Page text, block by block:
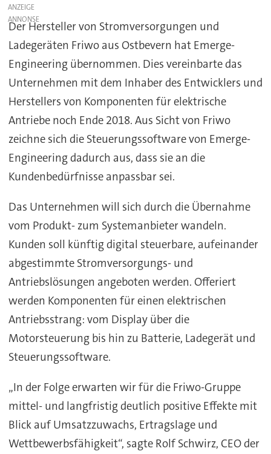
ANZEIGE
Der Hersteller von Stromversorgungen und
Ladegeräten Friwo aus Ostbevern hat Emerge-
Engineering übernommen. Dies vereinbarte das
Unternehmen mit dem Inhaber des Entwicklers und
Herstellers von Komponenten für elektrische
Antriebe noch Ende 2018. Aus Sicht von Friwo
zeichne sich die Steuerungssoftware von Emerge-
Engineering dadurch aus, dass sie an die
Kundenbedürfnisse anpassbar sei.
Das Unternehmen will sich durch die Übernahme
vom Produkt- zum Systemanbieter wandeln.
Kunden soll künftig digital steuerbare, aufeinander
abgestimmte Stromversorgungs- und
Antriebslösungen angeboten werden. Offeriert
werden Komponenten für einen elektrischen
Antriebsstrang: vom Display über die
Motorsteuerung bis hin zu Batterie, Ladegerät und
Steuerungssoftware.
„In der Folge erwarten wir für die Friwo-Gruppe
mittel- und langfristig deutlich positive Effekte mit
Blick auf Umsatzzuwachs, Ertragslage und
Wettbewerbsfähigkeit“, sagte Rolf Schwirz, CEO der